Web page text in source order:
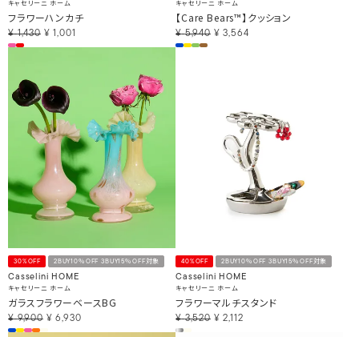
キャセリーニ ホーム
フラワーハンカチ
¥ 1,430 ¥ 1,001
キャセリーニ ホーム
【Care Bears™】クッション
¥ 5,940 ¥ 3,564
30%OFF 2BUY10％OFF 3BUY15％OFF対象
Casselini HOME
キャセリーニ ホーム
ガラスフラワーベースBG
¥ 9,900 ¥ 6,930
40%OFF 2BUY10％OFF 3BUY15％OFF対象
Casselini HOME
キャセリーニ ホーム
フラワーマルチスタンド
¥ 3,520 ¥ 2,112